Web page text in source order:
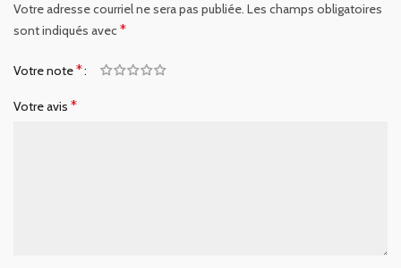
Votre adresse courriel ne sera pas publiée. Les champs obligatoires
sont indiqués avec*
Votre note*
Votre avis *